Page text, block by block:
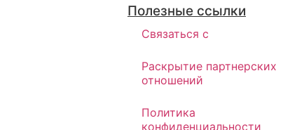
Полезные ссылки
Связаться с
Раскрытие партнерских
отношений
Политика
конфиденциальности